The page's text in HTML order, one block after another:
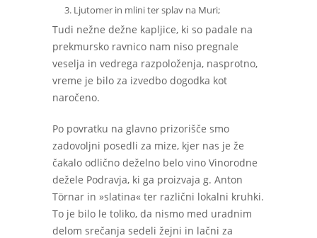
Ljutomer in mlini ter splav na Muri;
Tudi nežne dežne kapljice, ki so padale na
prekmursko ravnico nam niso pregnale
veselja in vedrega razpoloženja, nasprotno,
vreme je bilo za izvedbo dogodka kot
naročeno.
Po povratku na glavno prizorišče smo
zadovoljni posedli za mize, kjer nas je že
čakalo odlično deželno belo vino Vinorodne
dežele Podravja, ki ga proizvaja g. Anton
Törnar in »slatina« ter različni lokalni kruhki.
To je bilo le toliko, da nismo med uradnim
delom srečanja sedeli žejni in lačni za